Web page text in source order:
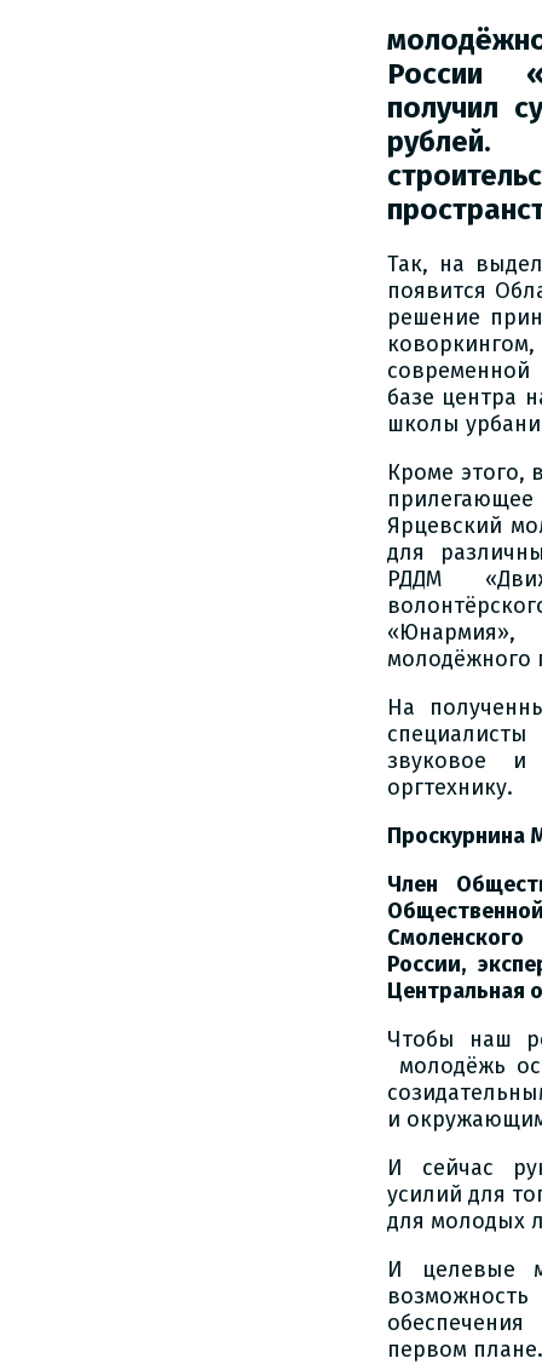
России
получил
рублей.
Так, на
появится
решение
базе центра
школы
Кроме этого,
прилегающее
Ярцевский
для
РДДМ
молодёжного
На
звуковое и
оргтехнику.
Проскурнина
Член
России,
Центральная
Чтобы наш
молодёжь
и
И сейчас
усилий для
для молодых
И целевые
первом плане.